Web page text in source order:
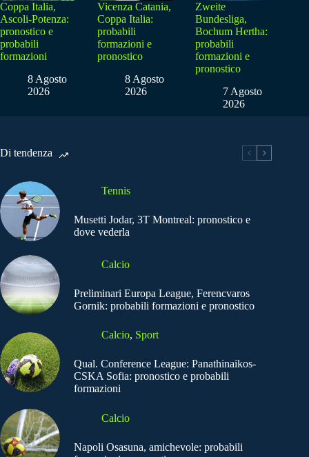
Coppa Italia,
Ascoli-Potenza:
pronostico e
probabili
formazioni
8 Agosto
2026
Vicenza Catania,
Coppa Italia:
probabili
formazioni e
pronostico
8 Agosto
2026
Zweite
Bundesliga,
Bochum Hertha:
probabili
formazioni e
pronostico
7 Agosto
2026
Di tendenza
Tennis
Musetti Jodar, 3T Montreal: pronostico e
dove vederla
Calcio
Preliminari Europa League, Ferencvaros
Gornik: probabili formazioni e pronostico
Calcio, Sport
Qual. Conference League: Panathinaikos-
CSKA Sofia: pronostico e probabili
formazioni
Calcio
Napoli Osasuna, amichevole: probabili